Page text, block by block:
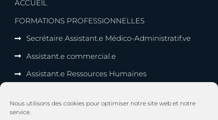
Nous utilisons des cookies pour optimiser notre site web et notre
service.
ACCUEIL
FORMATIONS PROFESSIONNELLES
Secrétaire Assistant.e Médico-Administratif.ve
Assistant.e commercial.e
Assistant.e Ressources Humaines
FORMATIONS EN ALTERNANCE